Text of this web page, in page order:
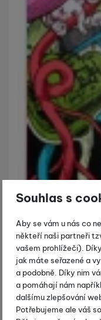
Souhlas s
Aby se vám u nás co
někteří naši partneři
vašem prohlížeči).
jak máte seřazené a
a podobně. Díky nim
a pomáhají nám
dalšímu zlepšování
Potřebujeme ale váš